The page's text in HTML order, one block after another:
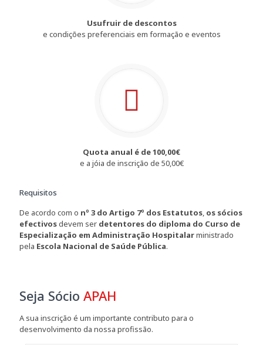
Usufruir de descontos
e condições preferenciais em formação e eventos
Quota anual é de 100,00€
e a jóia de inscrição de 50,00€
Requisitos
De acordo com o nº 3 do Artigo 7º dos Estatutos, os sócios
efectivosdevem ser detentores do diploma do Curso de
Especialização em Administração Hospitalarministrado
pela Escola Nacional de Saúde Pública.
Seja Sócio APAH
A sua inscrição é um importante contributo para o
desenvolvimento da nossa profissão.